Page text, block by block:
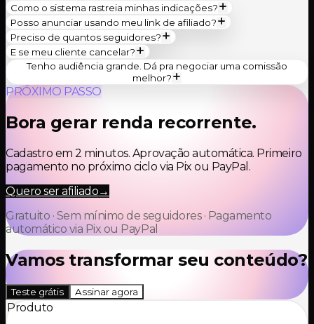
Como o sistema rastreia minhas indicações?
Posso anunciar usando meu link de afiliado?
Preciso de quantos seguidores?
E se meu cliente cancelar?
Tenho audiência grande. Dá pra negociar uma comissão
melhor?
PRÓXIMO PASSO
Bora gerar renda recorrente.
Cadastro em 2 minutos. Aprovação automática. Primeiro
pagamento no próximo ciclo via Pix ou PayPal.
Quero ser afiliado→
Gratuito · Sem mínimo de seguidores · Pagamento
automático via Pix ou PayPal
Vamos transformar seu conteúdo?
Teste grátis Assinar agora
Produto